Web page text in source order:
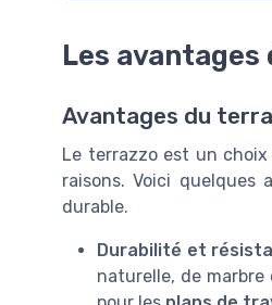
Les
Avantages du
Le terrazzo est un
raisons. Voici
durable.
Durabilité et
naturelle, de